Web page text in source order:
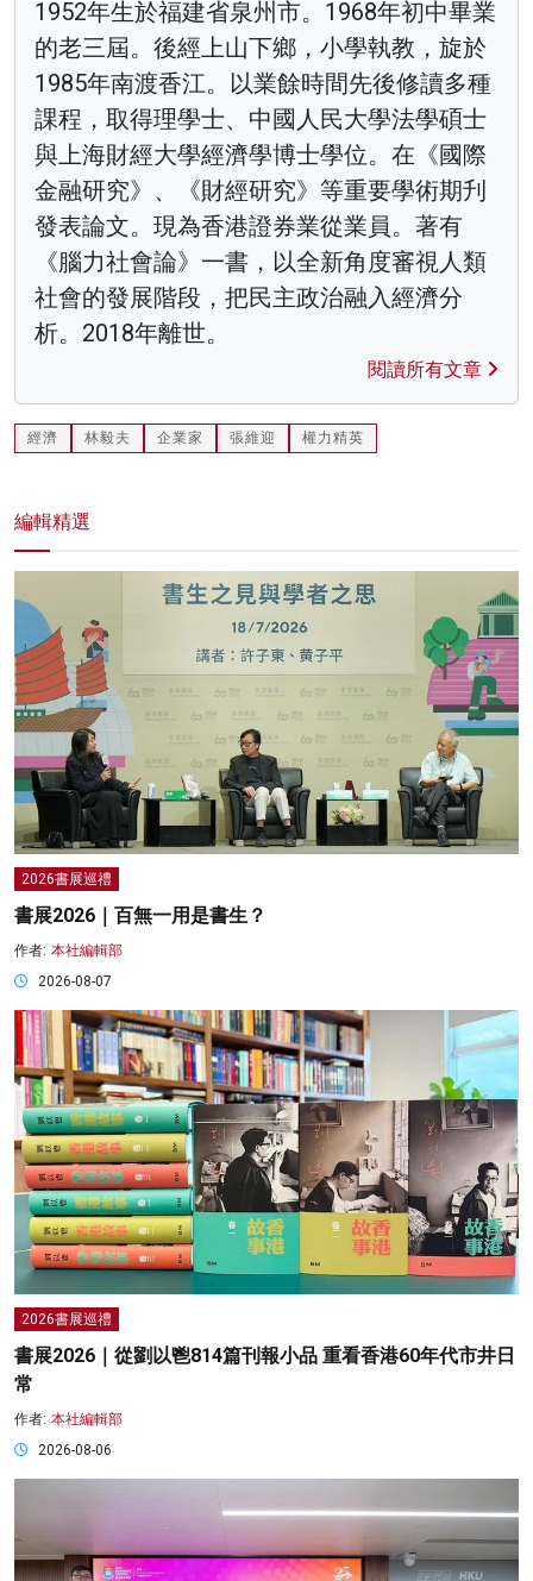
1952年生於福建省泉州市。1968年初中畢業
的老三屆。後經上山下鄉，小學執教，旋於
1985年南渡香江。以業餘時間先後修讀多種
課程，取得理學士、中國人民大學法學碩士
與上海財經大學經濟學博士學位。在《國際
金融研究》、《財經研究》等重要學術期刋
發表論文。現為香港證券業從業員。著有
《腦力社會論》一書，以全新角度審視人類
社會的發展階段，把民主政治融入經濟分
析。2018年離世。
閱讀所有文章
經濟 林毅夫 企業家 張維迎 權力精英
編輯精選
2026書展巡禮
書展2026｜百無一用是書生？
作者: 本社編輯部
2026-08-07
2026書展巡禮
書展2026｜從劉以鬯814篇刊報小品 重看香港60年代市井日
常
作者: 本社編輯部
2026-08-06